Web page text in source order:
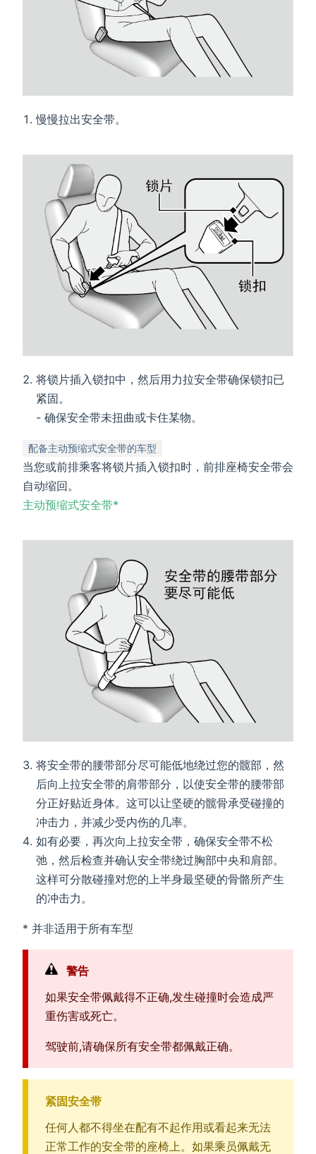
慢慢拉出安全带。
将锁片插入锁扣中，然后用力拉安全带确保锁扣已
紧固。
- 确保安全带未扭曲或卡住某物。
配备主动预缩式安全带的车型
当您或前排乘客将锁片插入锁扣时，前排座椅安全带会
自动缩回。
主动预缩式安全带*
将安全带的腰带部分尽可能低地绕过您的髋部，然
后向上拉安全带的肩带部分，以使安全带的腰带部
分正好贴近身体。这可以让坚硬的髋骨承受碰撞的
冲击力，并减少受内伤的几率。
如有必要，再次向上拉安全带，确保安全带不松
弛，然后检查并确认安全带绕过胸部中央和肩部。
这样可分散碰撞对您的上半身最坚硬的骨骼所产生
的冲击力。
* 并非适用于所有车型
警告
如果安全带佩戴得不正确,发生碰撞时会造成严
重伤害或死亡。
驾驶前,请确保所有安全带都佩戴正确。
紧固安全带
任何人都不得坐在配有不起作用或看起来无法
正常工作的安全带的座椅上。如果乘员佩戴无